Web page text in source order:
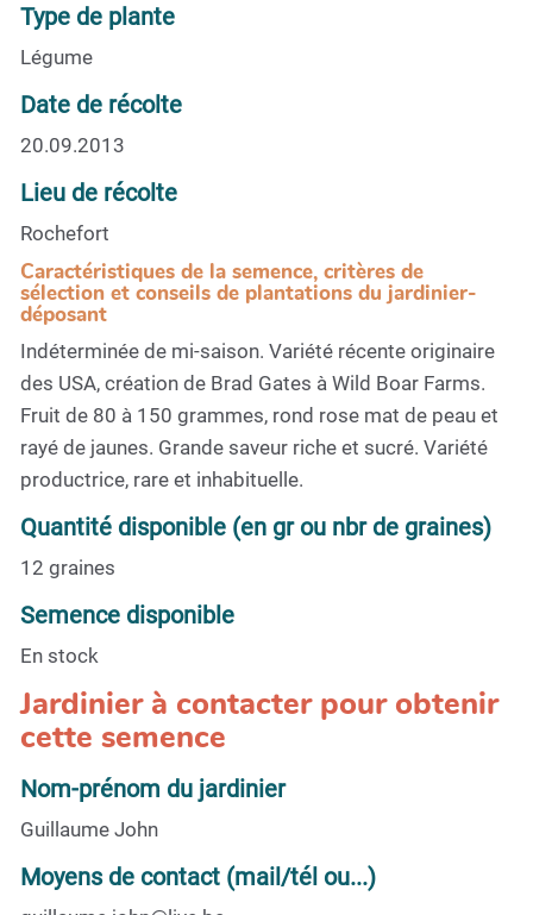
Type de plante
Légume
Date de récolte
20.09.2013
Lieu de récolte
Rochefort
Caractéristiques de la semence, critères de
sélection et conseils de plantations du jardinier-
déposant
Indéterminée de mi-saison. Variété récente originaire
des USA, création de Brad Gates à Wild Boar Farms.
Fruit de 80 à 150 grammes, rond rose mat de peau et
rayé de jaunes. Grande saveur riche et sucré. Variété
productrice, rare et inhabituelle.
Quantité disponible (en gr ou nbr de graines)
12 graines
Semence disponible
En stock
Jardinier à contacter pour obtenir
cette semence
Nom-prénom du jardinier
Guillaume John
Moyens de contact (mail/tél ou...)